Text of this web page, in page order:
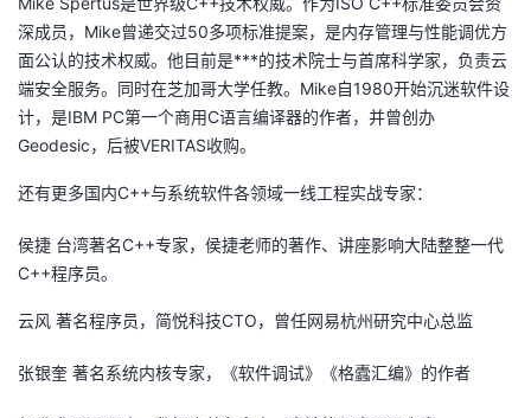
深成员，Mike曾递交过50多项标准提案，是内存管理与性能调优方
面公认的技术权威。他目前是***的技术院士与首席科学家，负责云
端安全服务。同时在芝加哥大学任教。Mike自1980开始沉迷软件设
计，是IBM PC第一个商用C语言编译器的作者，并曾创办
Geodesic，后被VERITAS收购。
还有更多国内C++与系统软件各领域一线工程实战专家：
侯捷 台湾著名C++专家，侯捷老师的著作、讲座影响大陆整整一代
C++程序员。
云风 著名程序员，简悦科技CTO，曾任网易杭州研究中心总监
张银奎 著名系统内核专家，《软件调试》《格蠹汇编》的作者